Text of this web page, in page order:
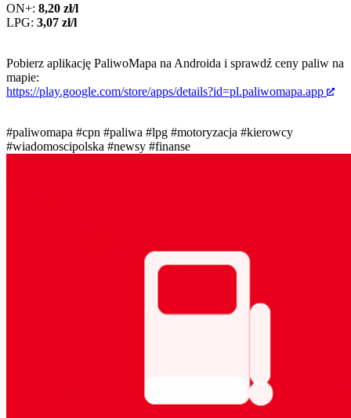
ON+: 8,20 zł/l
LPG: 3,07 zł/l
Pobierz aplikację PaliwoMapa na Androida i sprawdź ceny paliw na
mapie:
https://play.google.com/store/apps/details?id=pl.paliwomapa.app
#paliwomapa #cpn #paliwa #lpg #motoryzacja #kierowcy
#wiadomoscipolska #newsy #finanse